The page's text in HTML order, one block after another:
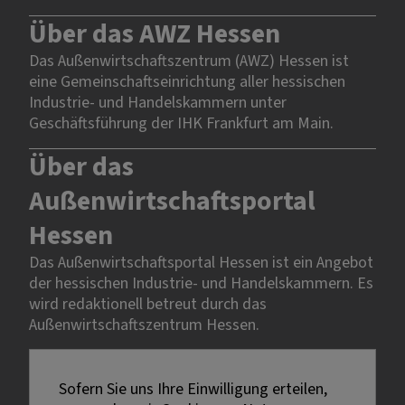
Über das AWZ Hessen
Das Außenwirtschaftszentrum (AWZ) Hessen ist
eine Gemeinschaftseinrichtung aller hessischen
Industrie- und Handelskammern unter
Geschäftsführung der IHK Frankfurt am Main.
Über das
Außenwirtschaftsportal
Hessen
Das Außenwirtschaftsportal Hessen ist ein Angebot
der hessischen Industrie- und Handelskammern. Es
wird redaktionell betreut durch das
Außenwirtschaftszentrum Hessen.
Sofern Sie uns Ihre Einwilligung erteilen,